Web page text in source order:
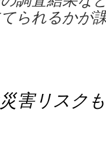
られるかが
害リスク